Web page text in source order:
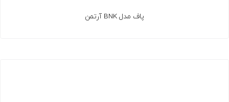
پاف مدل BNK آرتمن